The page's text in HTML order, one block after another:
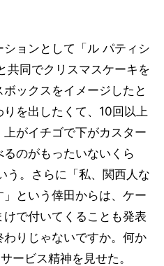
ョンとして「ル パティシ
共同でクリスマスケーキを
ックスをイメージしたと
を出したくて、10回以上
がイチゴで下がカスター
るのがもったいないくら
う。さらに「私、関西人な
という倖田からは、ケー
で付いてくることも発表
りじゃないですか。何か
ービス精神を見せた。